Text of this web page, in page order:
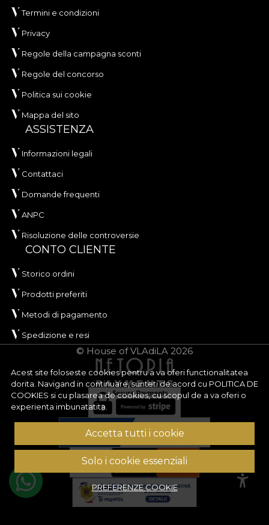
Acest site foloseste cookies pentru a va oferi functionalitatea
dorita. Navigand in continuare, sunteti de acord cu POLITICA DE
COOKIES si cu plasarea de cookies, cu scopul de a va oferi o
experienta imbunatatita.
Accetta tutti i cookie
Solo i cookie essenziali
PREFERENZE COOKIE
Termini e condizioni
Privacy
Regole della campagna sconti
Regole del concorso
Politica sui cookie
Mappa del sito
ASSISTENZA
Informazioni legali
Contattaci
Domande frequenti
ANPC
Risoluzione delle controversie
CONTO CLIENTE
Storico ordini
Prodotti preferiti
Metodi di pagamento
Spedizione e resi
© House of VLAdiLA 2026